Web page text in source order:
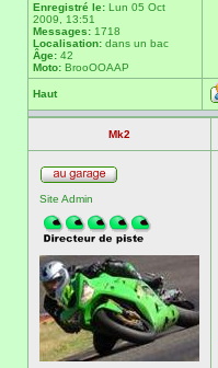
Enregistré le: Lun 05 Oct
2009, 13:51
Messages: 1718
Localisation: dans un bac
Âge: 42
Moto: BrooOOAAP
Haut
Mk2
Site Admin